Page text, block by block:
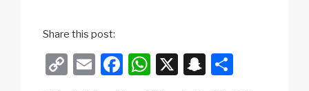
Share this post:
C
E
F
W X
S